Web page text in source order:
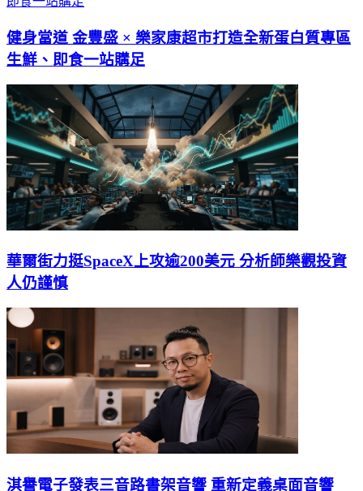
健身當道 金豐盛 × 樂家康超市打造全新蛋白質專區
生鮮、即食一站購足
華爾街力挺SpaceX上攻逾200美元 分析師樂觀投資
人仍謹慎
淇譽電子發表三音路書架音響 重新定義桌面音響